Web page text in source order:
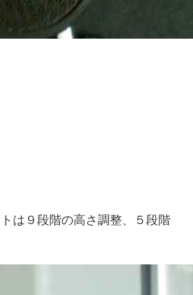
は９段階の高さ調整、５段階